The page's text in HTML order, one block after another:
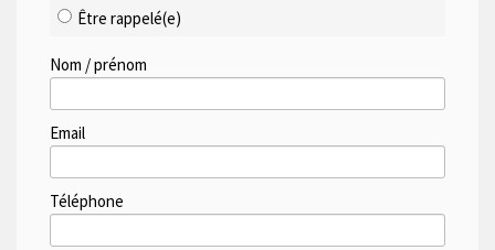
Être rappelé(e)
Nom / prénom
Email
Téléphone